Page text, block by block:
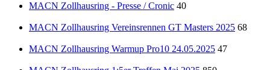
MACN Zollhausring - Presse / Cronic 40
MACN Zollhausring Vereinsrennen GT Masters 2025 68
MACN Zollhausring Warmup Pro10 24.05.2025 47